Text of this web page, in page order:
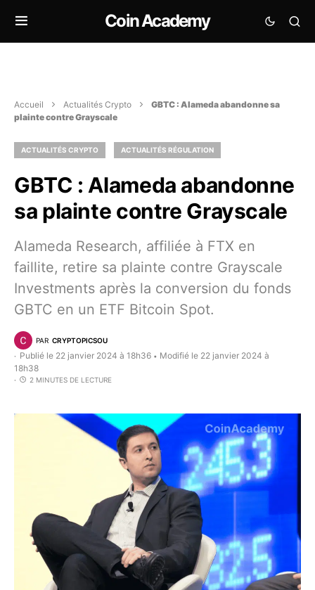
Coin Academy
Accueil Actualités Crypto
GBTC : Alameda abandonne sa
plainte contre Grayscale
ACTUALITÉS CRYPTO ACTUALITÉS RÉGULATION
GBTC : Alameda abandonne
sa plainte contre Grayscale
Alameda Research, affiliée à FTX en
faillite, retire sa plainte contre Grayscale
Investments après la conversion du fonds
GBTC en un ETF Bitcoin Spot.
PAR CRYPTOPICSOU
Publié le 22 janvier 2024 à 18h36 • Modifié le 22 janvier 2024 à
18h38
2 MINUTES DE LECTURE